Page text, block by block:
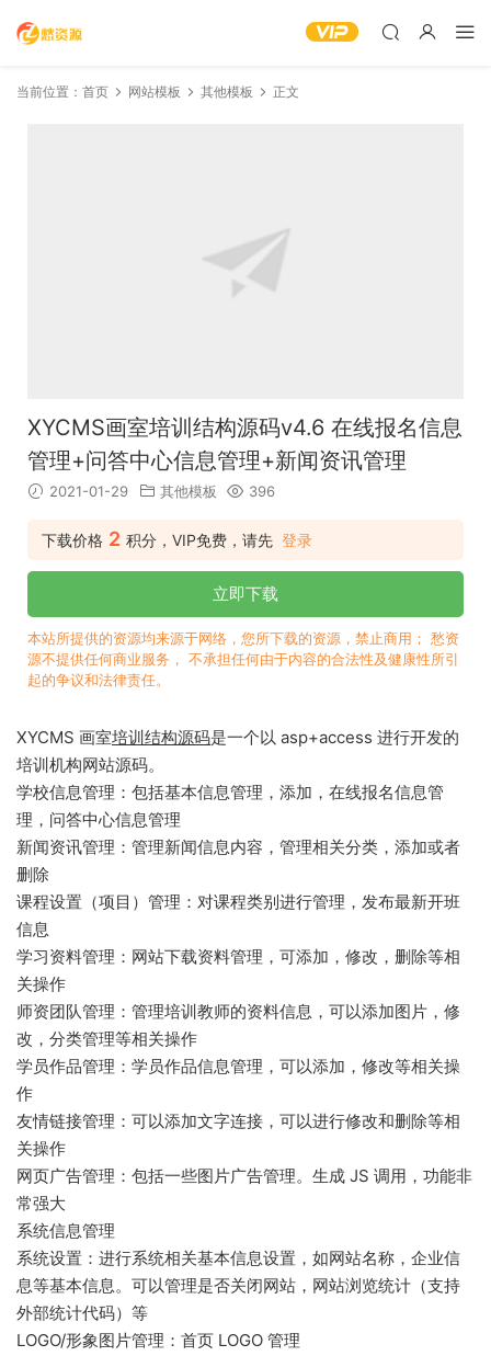
当前位置： 首页 网站模板 其他模板 正文
XYCMS画室培训结构源码v4.6 在线报名信息
管理+问答中心信息管理+新闻资讯管理
2021-01-29 其他模板 396
下载价格 2 积分，VIP免费，请先 登录
立即下载
本站所提供的资源均来源于网络，您所下载的资源，禁止商用； 愁资
源不提供任何商业服务， 不承担任何由于内容的合法性及健康性所引
起的争议和法律责任。
XYCMS 画室培训结构源码是一个以 asp+access 进行开发的
培训机构网站源码。
学校信息管理：包括基本信息管理，添加，在线报名信息管
理，问答中心信息管理
新闻资讯管理：管理新闻信息内容，管理相关分类，添加或者
删除
课程设置（项目）管理：对课程类别进行管理，发布最新开班
信息
学习资料管理：网站下载资料管理，可添加，修改，删除等相
关操作
师资团队管理：管理培训教师的资料信息，可以添加图片，修
改，分类管理等相关操作
学员作品管理：学员作品信息管理，可以添加，修改等相关操
作
友情链接管理：可以添加文字连接，可以进行修改和删除等相
关操作
网页广告管理：包括一些图片广告管理。生成 JS 调用，功能非
常强大
系统信息管理
系统设置：进行系统相关基本信息设置，如网站名称，企业信
息等基本信息。可以管理是否关闭网站，网站浏览统计（支持
外部统计代码）等
LOGO/形象图片管理：首页 LOGO 管理